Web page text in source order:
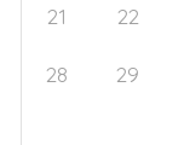
21 22
28 29